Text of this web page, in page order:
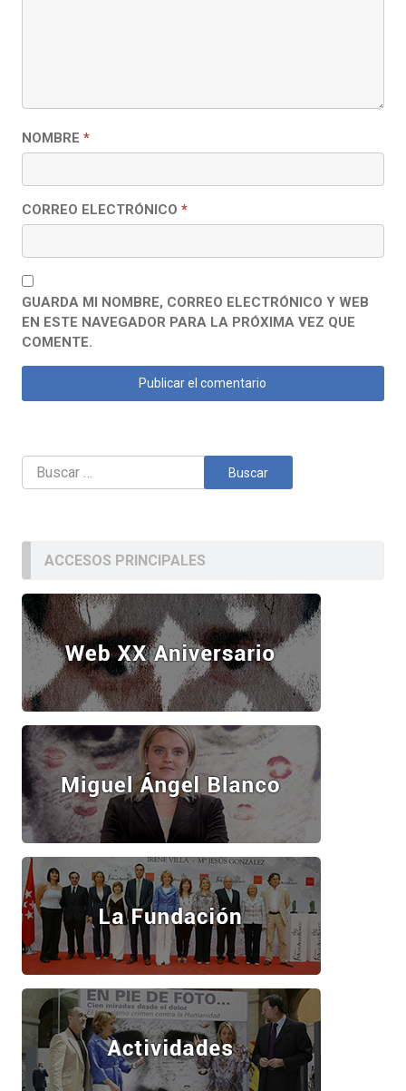
NOMBRE *
CORREO ELECTRÓNICO *
GUARDA MI NOMBRE, CORREO ELECTRÓNICO Y WEB
EN ESTE NAVEGADOR PARA LA PRÓXIMA VEZ QUE
COMENTE.
Buscar:
ACCESOS PRINCIPALES